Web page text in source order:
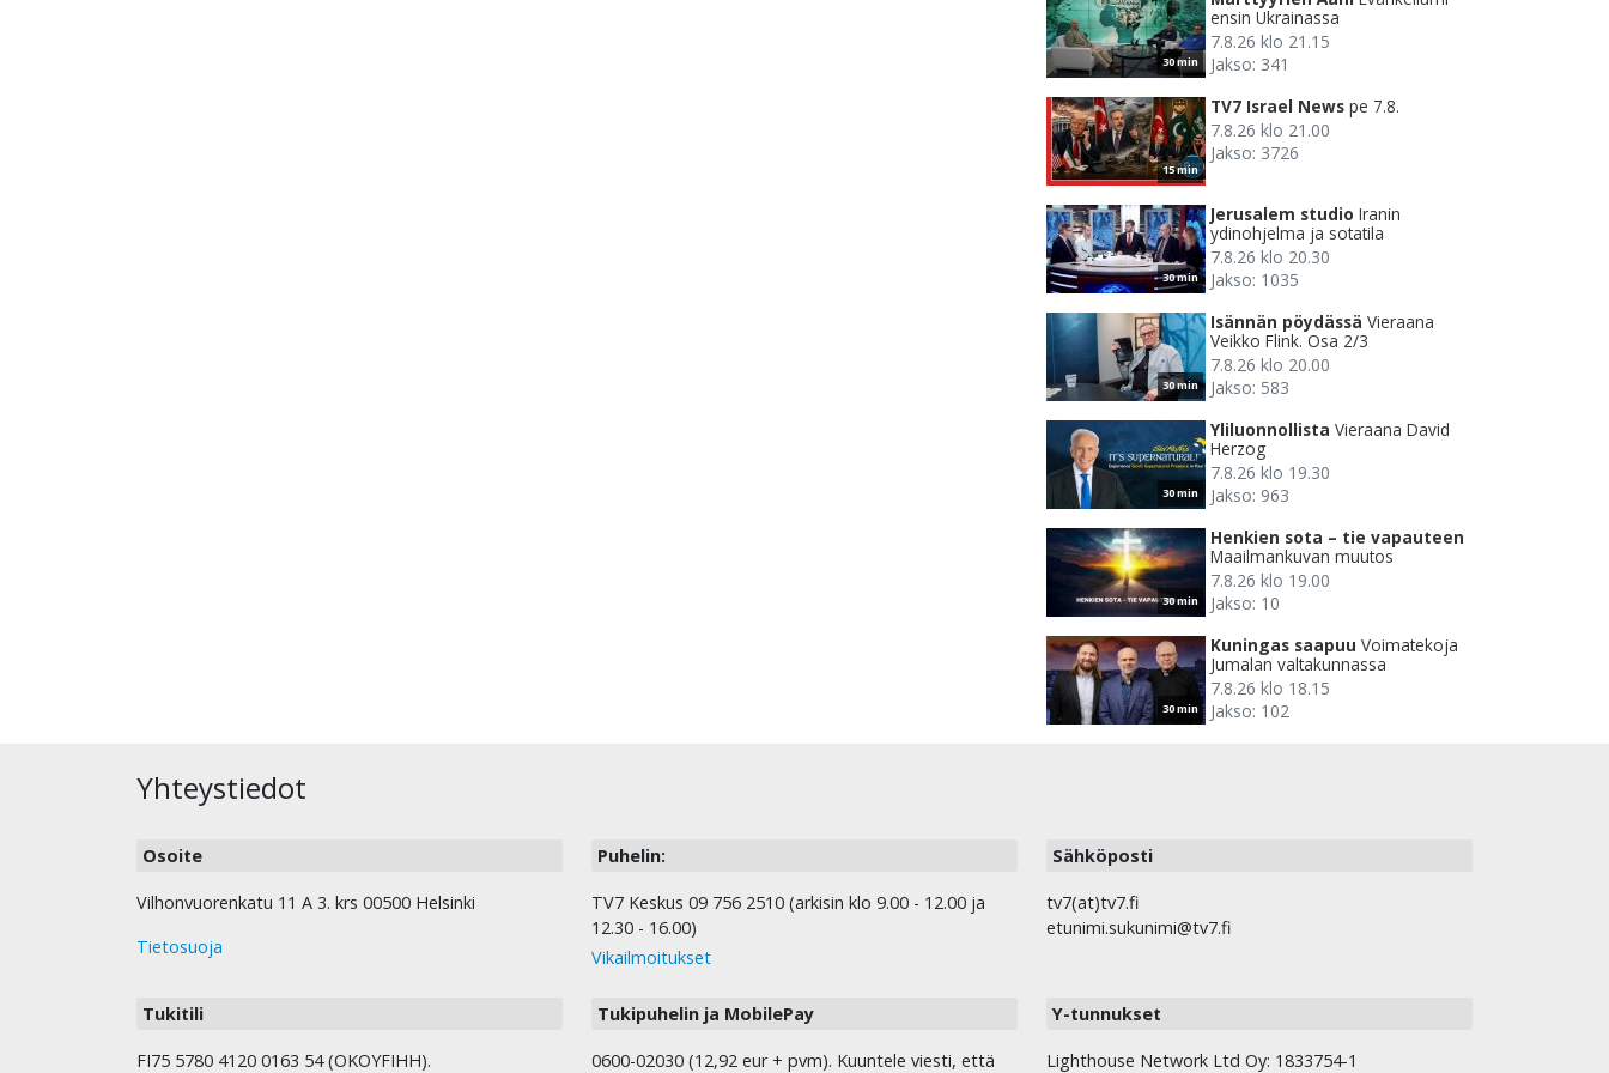
30 min
ensin Ukrainassa
7.8.26 klo 21.15
Jakso: 341
15 min
TV7 Israel News pe 7.8.
7.8.26 klo 21.00
Jakso: 3726
30 min
Jerusalem studio Iranin
ydinohjelma ja sotatila
7.8.26 klo 20.30
Jakso: 1035
30 min
Isännän pöydässä Vieraana
Veikko Flink. Osa 2/3
7.8.26 klo 20.00
Jakso: 583
30 min
Yliluonnollista Vieraana David
Herzog
7.8.26 klo 19.30
Jakso: 963
30 min
Henkien sota – tie vapauteen
Maailmankuvan muutos
7.8.26 klo 19.00
Jakso: 10
30 min
Kuningas saapuu Voimatekoja
Jumalan valtakunnassa
7.8.26 klo 18.15
Jakso: 102
Yhteystiedot
Osoite
Vilhonvuorenkatu 11 A 3. krs 00500 Helsinki
Tietosuoja
Puhelin:
TV7 Keskus 09 756 2510 (arkisin klo 9.00 - 12.00 ja
12.30 - 16.00)
Vikailmoitukset
Sähköposti
tv7(at)tv7.fi
etunimi.sukunimi@tv7.fi
Tukitili
FI75 5780 4120 0163 54 (OKOYFIHH).
Tukipuhelin ja MobilePay
0600-02030 (12,92 eur + pvm). Kuuntele viesti, että
Y-tunnukset
Lighthouse Network Ltd Oy: 1833754-1